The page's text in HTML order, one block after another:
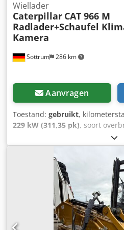
Sottrum 286 km
Wiellader
Caterpillar CAT 966 M
Radlader+Schaufel
Kamera
Aanvragen
Toestand: gebruikt,
229 kW (311,35 pk), soort
geel
leeggewicht:23.200 kg,
asconfiguratie:
, aantal
, remmen: motorrem,
bedrijfsturen:15.634 h ,
airconditioning,
boordcomputer, cabine,
koplampen,
luchtdrukrem,